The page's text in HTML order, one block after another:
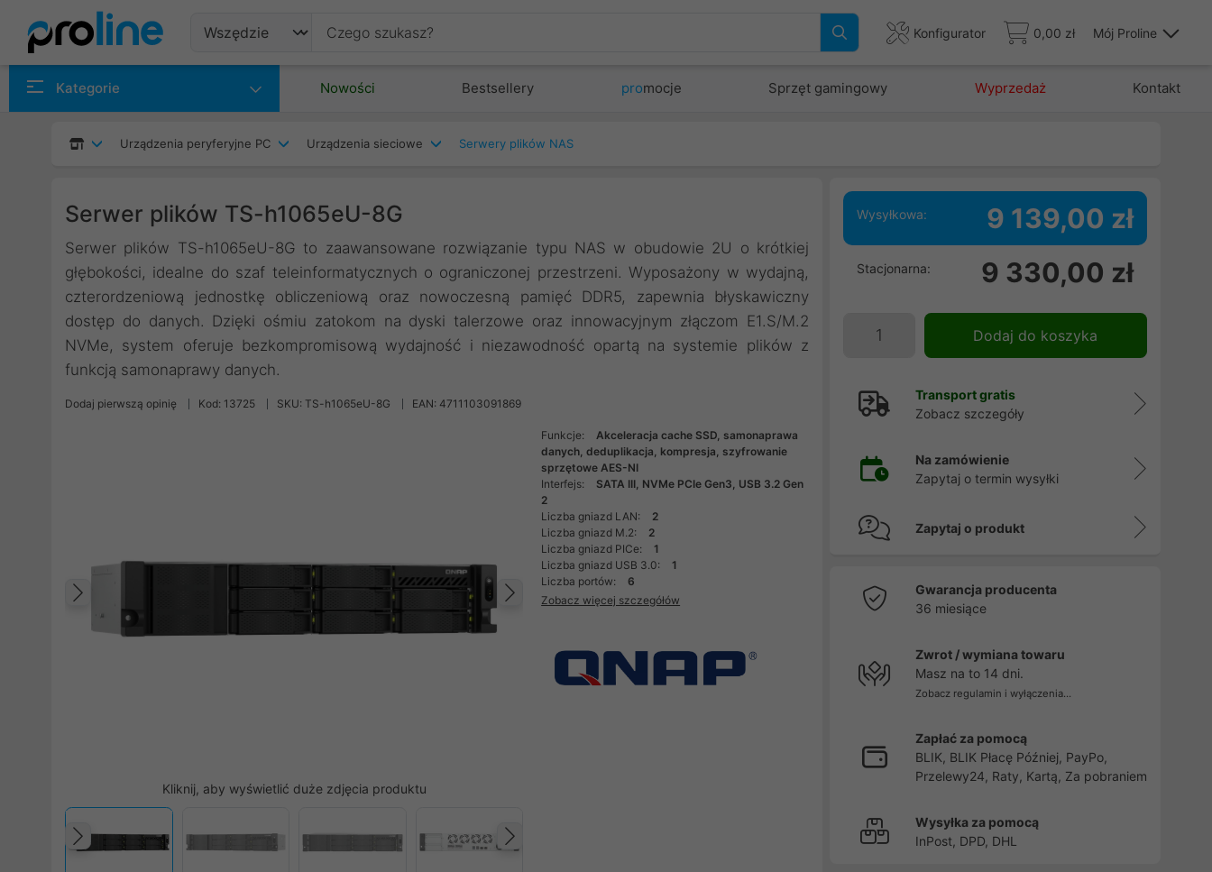
Konfigurator 0,00 zł Mój Proline
Kategorie Nowości Bestsellery promocje Sprzęt gamingowy Wyprzedaż Kontakt
Urządzenia peryferyjne PC Urządzenia sieciowe Serwery plików NAS
Serwer plików TS-h1065eU-8G
Serwer plików TS-h1065eU-8G to zaawansowane rozwiązanie typu NAS w obudowie 2U o krótkiej
głębokości, idealne do szaf teleinformatycznych o ograniczonej przestrzeni. Wyposażony w wydajną,
czterordzeniową jednostkę obliczeniową oraz nowoczesną pamięć DDR5, zapewnia błyskawiczny
dostęp do danych. Dzięki ośmiu zatokom na dyski talerzowe oraz innowacyjnym złączom E1.S/M.2
NVMe, system oferuje bezkompromisową wydajność i niezawodność opartą na systemie plików z
funkcją samonaprawy danych.
Dodaj pierwszą opinię Kod: 13725 SKU: TS-h1065eU-8G EAN: 4711103091869
Następny
Poprzedni
Kliknij, aby wyświetlić duże zdjęcia produktu
Następny
Poprzedni
Funkcje:
Akceleracja cache SSD, samonaprawa
danych, deduplikacja, kompresja, szyfrowanie
sprzętowe AES-NI
Interfejs:
SATA III, NVMe PCIe Gen3, USB 3.2 Gen
2
Liczba gniazd LAN:
2
Liczba gniazd M.2:
2
Liczba gniazd PICe:
1
Liczba gniazd USB 3.0:
1
Liczba portów:
6
Zobacz więcej szczegółów
Wysyłkowa: 9 139,00 zł
Stacjonarna: 9 330,00 zł
Dodaj do koszyka
Transport gratis
Zobacz szczegóły
Na zamówienie
Zapytaj o termin wysyłki
Zapytaj o produkt
Gwarancja producenta
36 miesiące
Zwrot / wymiana towaru
Masz na to 14 dni.
Zobacz regulamin i wyłączenia...
Zapłać za pomocą
BLIK, BLIK Płacę Później, PayPo,
Przelewy24, Raty, Kartą, Za pobraniem
Wysyłka za pomocą
InPost, DPD, DHL